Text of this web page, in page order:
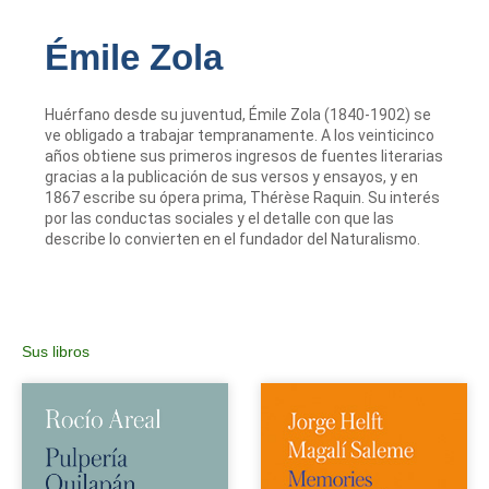
Émile Zola
Huérfano desde su juventud, Émile Zola (1840-1902) se
ve obligado a trabajar tempranamente. A los veinticinco
años obtiene sus primeros ingresos de fuentes literarias
gracias a la publicación de sus versos y ensayos, y en
1867 escribe su ópera prima, Thérèse Raquin. Su interés
por las conductas sociales y el detalle con que las
describe lo convierten en el fundador del Naturalismo.
Sus libros